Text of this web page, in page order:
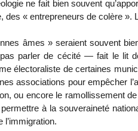
ne fait bien souvent
des « entrepreneurs de colère ».
âmes » seraient souvent
parler de cécité — fait le lit
électoraliste de certaines
associations pour empêcher
ou encore le ramollissement
permettre à la souveraineté
l’immigration.